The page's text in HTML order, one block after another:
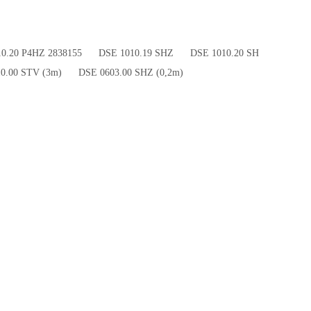
P4HZ 2838155 DSE 1010.19 SHZ DSE 1010.20 SH
STV (3m) DSE 0603.00 SHZ (0,2m)